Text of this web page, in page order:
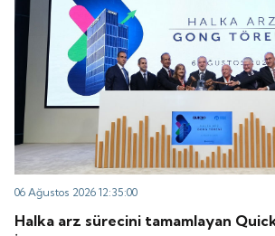
06 Ağustos 2026 12:35:00
Halka arz sürecini tamamlayan